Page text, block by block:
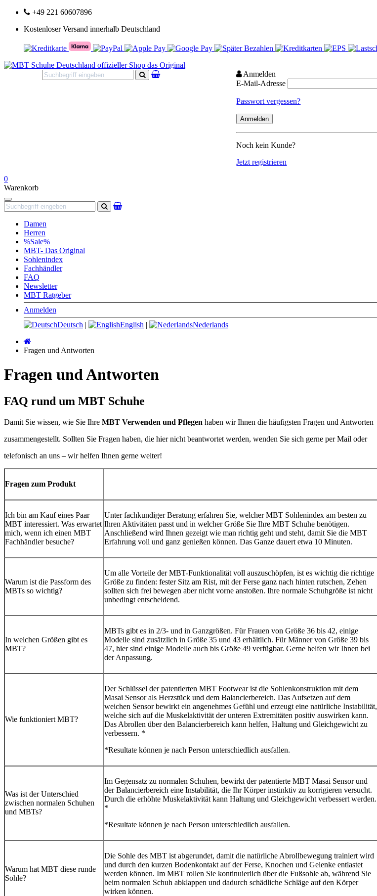
+49 221 60607896
Kostenloser Versand innerhalb Deutschland
Suchen
Anmelden
E-Mail-Adresse
Passwort vergessen?
Noch kein Kunde?
Jetzt registrieren
0
Warenkorb
Navigation
Suchen
Damen
Herren
%Sale%
MBT- Das Original
Sohlenindex
Fachhändler
FAQ
Newsletter
MBT Ratgeber
Anmelden
Deutsch | English |
Nederlands
Fragen und Antworten
Fragen und Antworten
FAQ rund um MBT Schuhe
Damit Sie wissen, wie Sie Ihre MBT Verwenden und Pflegen haben wir Ihnen die häufigsten Fragen und Antworten
zusammengestellt. Sollten Sie Fragen haben, die hier nicht beantwortet werden, wenden Sie sich gerne per Mail oder
telefonisch an uns – wir helfen Ihnen gerne weiter!
Fragen zum Produkt
Ich bin am Kauf eines Paar
MBT interessiert. Was erwartet
mich, wenn ich einen MBT
Fachhändler besuche?
Unter fachkundiger Beratung erfahren Sie, welcher MBT Sohlenindex am besten zu
Ihren Aktivitäten passt und in welcher Größe Sie Ihre MBT Schuhe benötigen.
Anschließend wird Ihnen gezeigt wie man richtig geht und steht, damit Sie die MBT
Erfahrung voll und ganz genießen können. Das Ganze dauert etwa 10 Minuten.
Warum ist die Passform des
MBTs so wichtig?
Um alle Vorteile der MBT-Funktionalität voll auszuschöpfen, ist es wichtig die richtige
Größe zu finden: fester Sitz am Rist, mit der Ferse ganz nach hinten rutschen, Zehen
sollten sich frei bewegen aber nicht vorne anstoßen. Ihre normale Schuhgröße ist nicht
unbedingt entscheidend.
In welchen Größen gibt es
MBT?
MBTs gibt es in 2/3- und in Ganzgrößen. Für Frauen von Größe 36 bis 42, einige
Modelle sind zusätzlich in Größe 35 und 43 erhältlich. Für Männer von Größe 39 bis
47, hier sind einige Modelle auch bis Größe 49 verfügbar. Gerne helfen wir Ihnen bei
der Anpassung.
Wie funktioniert MBT?
Der Schlüssel der patentierten MBT Footwear ist die Sohlenkonstruktion mit dem
Masai Sensor als Herzstück und dem Balancierbereich. Das Aufsetzen auf dem
weichen Sensor bewirkt ein angenehmes Gefühl und erzeugt eine natürliche Instabilität,
welche sich auf die Muskelaktivität der unteren Extremitäten positiv auswirken kann.
Das Abrollen über den Balancierbereich kann helfen, Haltung und Gleichgewicht zu
verbessern. *
*Resultate können je nach Person unterschiedlich ausfallen.
Was ist der Unterschied
zwischen normalen Schuhen
und MBTs?
Im Gegensatz zu normalen Schuhen, bewirkt der patentierte MBT Masai Sensor und
der Balancierbereich eine Instabilität, die Ihr Körper instinktiv zu korrigieren versucht.
Durch die erhöhte Muskelaktivität kann Haltung und Gleichgewicht verbessert werden.
*
*Resultate können je nach Person unterschiedlich ausfallen.
Warum hat MBT diese runde
Sohle?
Die Sohle des MBT ist abgerundet, damit die natürliche Abrollbewegung trainiert wird
und durch den kurzen Bodenkontakt auf der Ferse, Knochen und Gelenke entlastet
werden können. Im MBT rollen Sie kontinuierlich über die Fußsohle ab, während Sie
beim normalen Schuh abklappen und dadurch schädliche Schläge auf den Körper
wirken können.